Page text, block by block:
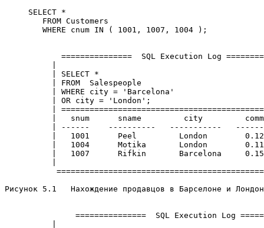
     SELECT *
        FROM Customers
        WHERE cnum IN ( 1001, 1007, 1004 );
===============  SQL Execution Log
| SELECT *
| FROM  Salespeople
| WHERE city = 'Barcelona'
| OR city = 'London';
|
|   snum      sname         city
| ------    ----------   -----------
|   1001      Peel         London
|   1004      Motika       London
|   1007      Rifkin       Barcelona
Рисунок 5.1   Нахождение продавцов в Барселоне и
===============  SQL Execution Log